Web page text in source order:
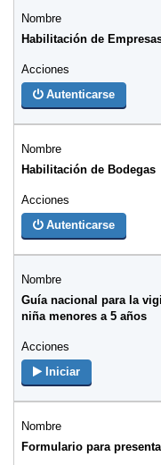
Habilitación de
Autenticarse
Habilitación de Bodegas
Autenticarse
Guía nacional para la
niña menores a 5 años
Iniciar
Formulario para